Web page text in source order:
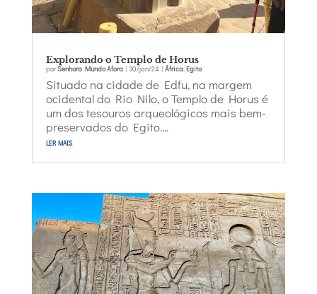
Explorando o Templo de Horus
porSenhora Mundo Afora| 30/jan/24| África, Egito
Situado na cidade de Edfu, na margem
ocidental do Rio Nilo, o Templo de Horus é
um dos tesouros arqueológicos mais bem-
preservados do Egito....
ler mais